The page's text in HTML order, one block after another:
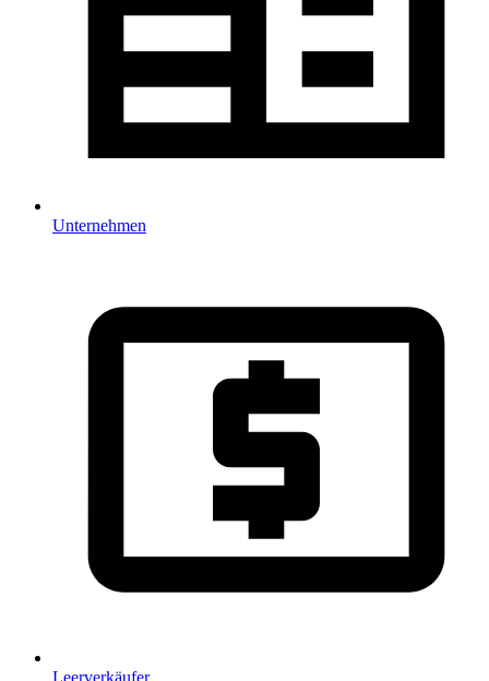
Unternehmen
Leerverkäufer